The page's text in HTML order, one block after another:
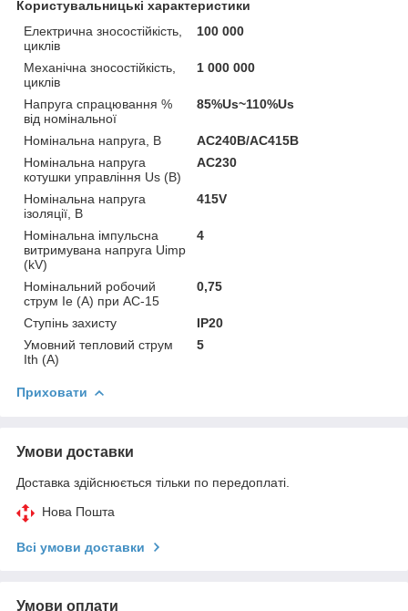
Користувальницькі характеристики
Електрична зносостійкість,
циклів
100 000
Механічна зносостійкість,
циклів
1 000 000
Напруга спрацювання %
від номінальної
85%Us~110%Us
Номінальна напруга, В
AC240B/AC415В
Номінальна напруга
котушки управління Us (B)
AC230
Номінальна напруга
ізоляції, В
415V
Номінальна імпульсна
витримувана напруга Uimp
(kV)
4
Номінальний робочий
струм Ie (A) при АС-15
0,75
Ступінь захисту
IP20
Умовний тепловий струм
Ith (A)
5
Приховати
Умови доставки
Доставка здійснюється тільки по передоплаті.
Нова Пошта
Всі умови доставки
Умови оплати